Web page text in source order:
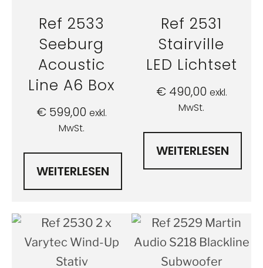
Ref 2533
Seeburg
Acoustic
Line A6 Box
€ 599,00 exkl.
MwSt.
WEITERLESEN
Ref 2531
Stairville
LED Lichtset
€490,00 exkl.
MwSt.
WEITERLESEN